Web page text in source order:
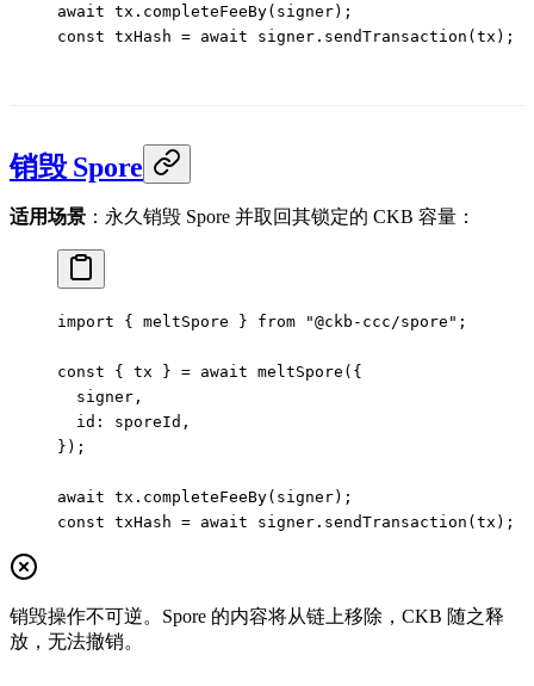
await tx. completeFeeBy(signer);
const txHash = await signer. sendTransaction (tx);
销毁 Spore
适用场景 ：永久销毁 Spore 并取回其锁定的 CKB 容量：
import { meltSpore } from "@ckb-ccc/spore" ;
const { tx } = await meltSpore ({
  signer,
  id: sporeId,
});
await tx. completeFeeBy(signer);
const txHash = await signer. sendTransaction (tx);
销毁操作不可逆。Spore 的内容将从链上移除，CKB 随之释
放，无法撤销。